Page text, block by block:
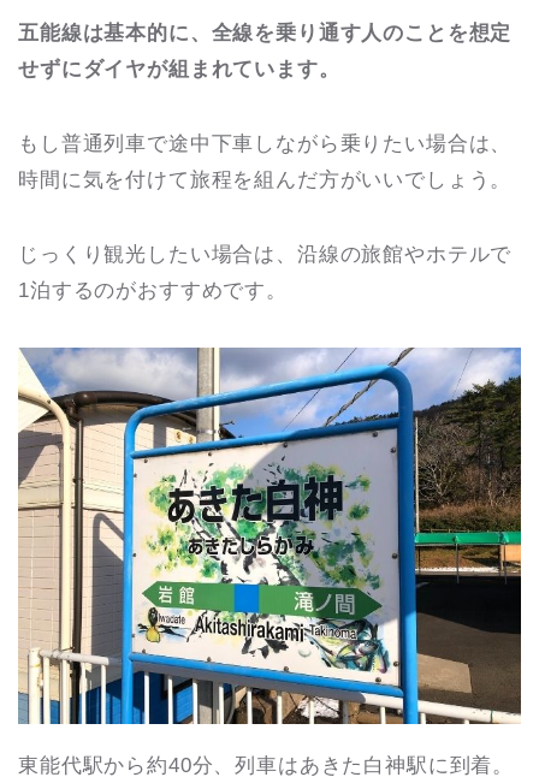
五能線は基本的に、全線を乗り通す人のことを想定
せずにダイヤが組まれています。
もし普通列車で途中下車しながら乗りたい場合は、
時間に気を付けて旅程を組んだ方がいいでしょう。
じっくり観光したい場合は、沿線の旅館やホテルで
1泊するのがおすすめです。
東能代駅から約40分、列車はあきた白神駅に到着。